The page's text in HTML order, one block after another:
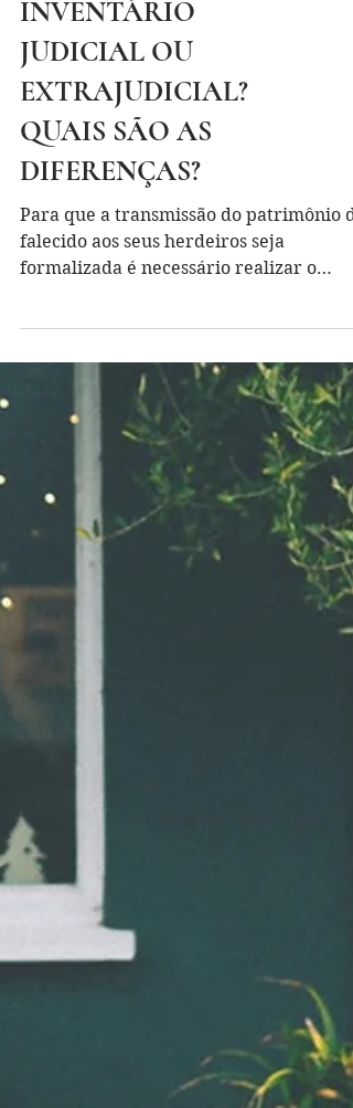
INVENTÁRIO
JUDICIAL OU
EXTRAJUDICIAL?
QUAIS SÃO AS
DIFERENÇAS?
Para que a transmissão do patrimônio